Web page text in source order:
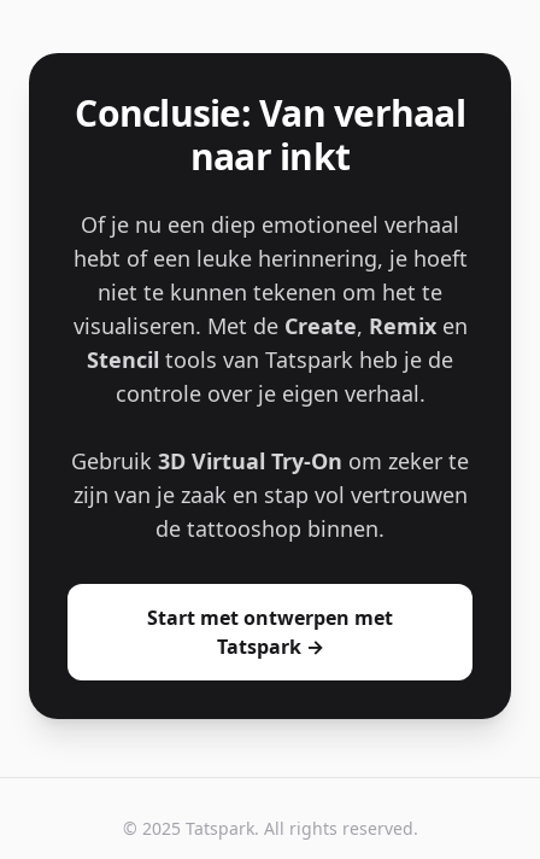
Conclusie: Van verhaal
naar inkt
Of je nu een diep emotioneel verhaal
hebt of een leuke herinnering, je hoeft
niet te kunnen tekenen om het te
visualiseren. Met de Create, Remixen
Stencil tools van Tatspark heb je de
controle over je eigen verhaal.
Gebruik 3D Virtual Try-On om zeker te
zijn van je zaak en stap vol vertrouwen
de tattooshop binnen.
Start met ontwerpen met
Tatspark →
© 2025 Tatspark. All rights reserved.